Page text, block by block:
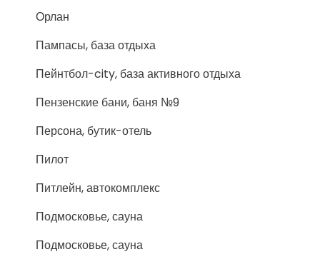
Орлан
Пампасы, база отдыха
Пейнтбол-city, база активного отдыха
Пензенские бани, баня №9
Персона, бутик-отель
Пилот
Питлейн, автокомплекс
Подмосковье, сауна
Подмосковье, сауна